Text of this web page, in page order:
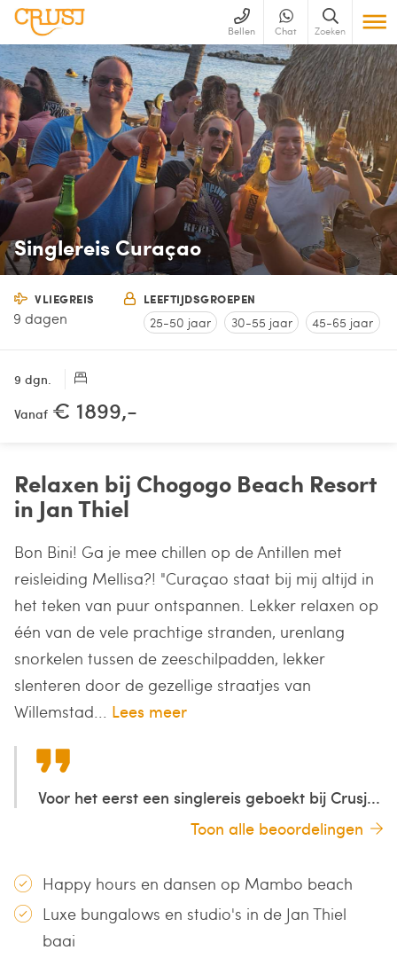
Bellen Chat Zoeken
Singlereis Curaçao
VLIEGREIS
9 dagen
LEEFTIJDSGROEPEN
25-50 jaar 30-55 jaar 45-65 jaar
9 dgn.
Vanaf € 1899,-
Relaxen bij Chogogo Beach Resort
in Jan Thiel
Bon Bini! Ga je mee chillen op de Antillen met
reisleiding Mellisa?! "Curaçao staat bij mij altijd in
het teken van puur ontspannen. Lekker relaxen op
één van de vele prachtige stranden, urenlang
snorkelen tussen de zeeschilpadden, lekker
slenteren door de gezellige straatjes van
Willemstad... Lees meer
Voor het eerst een singlereis geboekt bij Crusj...
Toon alle beoordelingen
Happy hours en dansen op Mambo beach
Luxe bungalows en studio's in de Jan Thiel
baai